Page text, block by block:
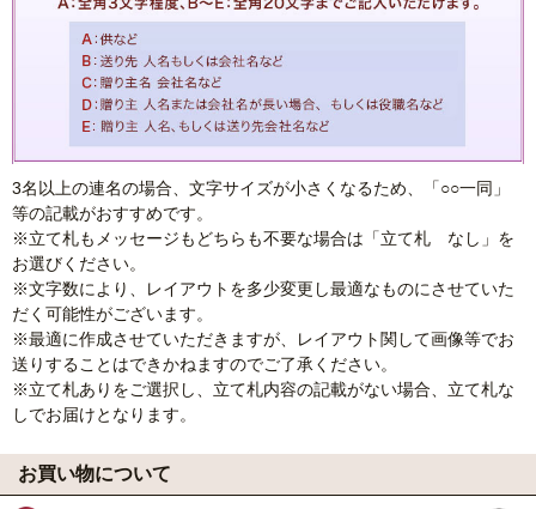
3名以上の連名の場合、文字サイズが小さくなるため、「○○一同」
等の記載がおすすめです。
※立て札もメッセージもどちらも不要な場合は「立て札 なし」を
お選びください。
※文字数により、レイアウトを多少変更し最適なものにさせていた
だく可能性がございます。
※最適に作成させていただきますが、レイアウト関して画像等でお
送りすることはできかねますのでご了承ください。
※立て札ありをご選択し、立て札内容の記載がない場合、立て札な
しでお届けとなります。
お買い物について